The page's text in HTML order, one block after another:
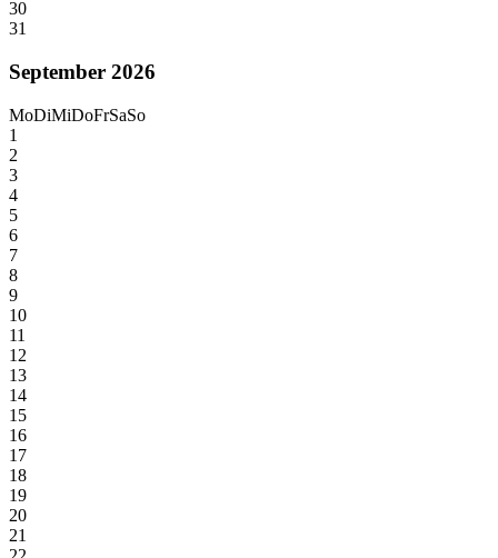
30
31
September 2026
MoDiMiDoFrSaSo
1
2
3
4
5
6
7
8
9
10
11
12
13
14
15
16
17
18
19
20
21